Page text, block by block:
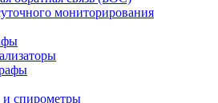
мониторирования
спирометры